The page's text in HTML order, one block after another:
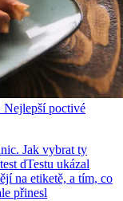
Nejlepší poctivé
Jak vybrat ty
dTestu ukázal
na etiketě, a tím, co
přinesl